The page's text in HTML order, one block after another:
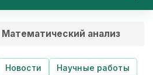
Математический анализ
Новости
Научные работы